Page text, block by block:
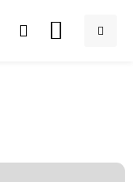
NÁKUPNÍ